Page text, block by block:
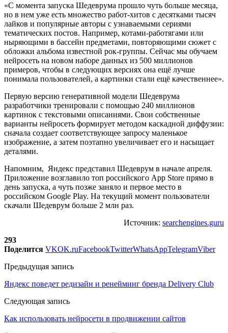
«С момента запуска Шедеврума прошло чуть больше месяца,
но в нем уже есть множество работ-хитов с десятками тысяч
лайков и популярные авторы с узнаваемыми сериями
тематических постов. Например, котами-работягами или
ныряющими в бассейн предметами, повторяющими сюжет с
обложки альбома известной рок-группы. Сейчас мы обучаем
нейросеть на новом наборе данных из 500 миллионов
примеров, чтобы в следующих версиях она ещё лучше
понимала пользователей, а картинки стали ещё качественнее».
Первую версию генеративной модели Шедеврума
разработчики тренировали с помощью 240 миллионов
картинок с текстовыми описаниями. Свои собственные
варианты нейросеть формирует методом каскадной диффузии:
сначала создает соответствующее запросу маленькое
изображение, а затем поэтапно увеличивает его и насыщает
деталями.
Напомним, Яндекс представил Шедеврум в начале апреля.
Приложение возглавило топ российского App Store прямо в
день запуска, а чуть позже заняло и первое место в
российском Google Play. На текущий момент пользователи
скачали Шедеврум больше 2 млн раз.
Источник: searchengines.guru
293
Поделится VKOK.ruFacebookTwitterWhatsAppTelegramViber
Предыдущая запись
Яндекс поведет редизайн и ренейминг бренда Delivery Club
Следующая запись
Как использовать нейросети в продвижении сайтов